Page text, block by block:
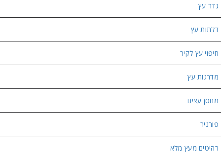
גדר עץ
דלתות עץ
חיפוי עץ לקיר
מדרגות עץ
מחסן עצים
פורניר
רהיטים מעץ מלא